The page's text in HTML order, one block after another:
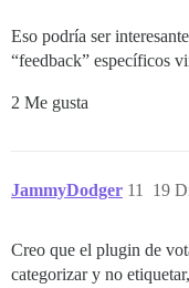
Eso podría ser
“feedback” específicos
2 Me gusta
JammyDodger 19
11
Creo que el plugin de
categorizar y no